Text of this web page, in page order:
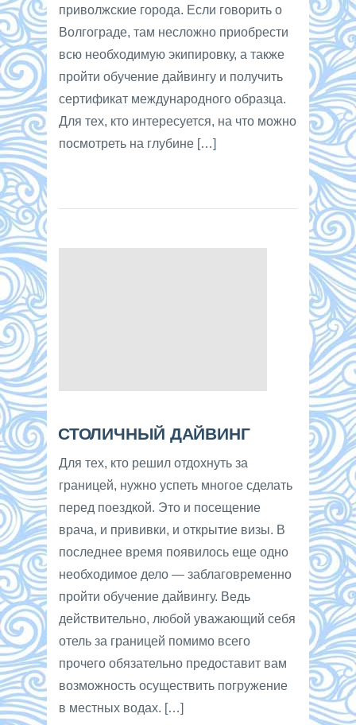
приволжские города. Если говорить о
Волгограде, там несложно приобрести
всю необходимую экипировку, а также
пройти обучение дайвингу и получить
сертификат международного образца.
Для тех, кто интересуется, на что можно
посмотреть на глубине […]
СТОЛИЧНЫЙ ДАЙВИНГ
Для тех, кто решил отдохнуть за
границей, нужно успеть многое сделать
перед поездкой. Это и посещение
врача, и прививки, и открытие визы. В
последнее время появилось еще одно
необходимое дело — заблаговременно
пройти обучение дайвингу. Ведь
действительно, любой уважающий себя
отель за границей помимо всего
прочего обязательно предоставит вам
возможность осуществить погружение
в местных водах. […]